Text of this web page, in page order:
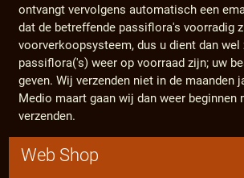
ontvangt vervolgens automatisch een
dat de betreffende passiflora's voorradig
voorverkoopsysteem, dus u dient dan wel
passiflora('s) weer op voorraad zijn; uw
geven. Wij verzenden niet in de maanden
Medio maart gaan wij dan weer beginnen
verzenden.
Web Shop